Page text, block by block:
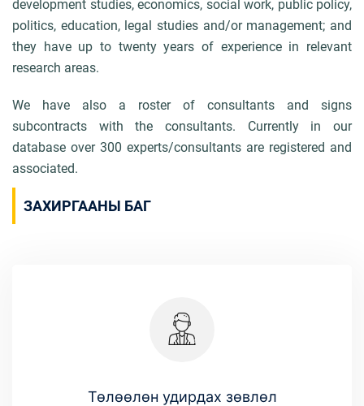
development studies, economics, social work, public policy,
politics, education, legal studies and/or management; and
they have up to twenty years of experience in relevant
research areas.
We have also a roster of consultants and signs
subcontracts with the consultants. Currently in our
database over 300 experts/consultants are registered and
associated.
ЗАХИРГААНЫ БАГ
Төлөөлөн удирдах зөвлөл